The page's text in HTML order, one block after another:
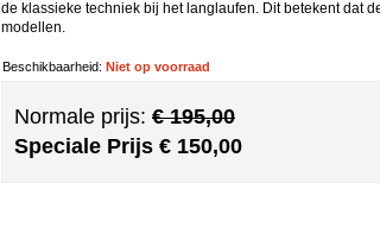
de klassieke techniek bij het langlaufen. Dit betekent dat
modellen.
Beschikbaarheid: Niet op voorraad
Normale prijs: € 195,00
Speciale Prijs € 150,00